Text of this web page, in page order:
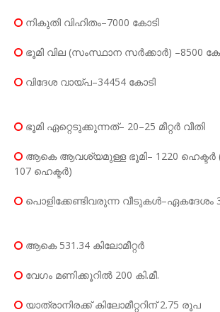
നികുതി വിഹിതം–7000 കോടി
ഭൂമി വില (സംസ്ഥാന സർക്കാർ) –8500
വിദേശ വായ്പ–34454 കോടി
ഭൂമി ഏറ്റെടുക്കുന്നത്– 20–25 മീറ്റർ വീതി
ആകെ ആവശ്യമുള്ള ഭൂമി– 1220 ഹെക്ടർ
107 ഹെക്ടർ)
പൊളിക്കേണ്ടിവരുന്ന വീടുകൾ–ഏകദേശം
ആകെ 531.34 കിലോമീറ്റർ
വേഗം മണിക്കൂറിൽ 200 കി.മീ.
യാത്രാനിരക്ക് കിലോമീറ്ററിന് 2.75 രൂപ